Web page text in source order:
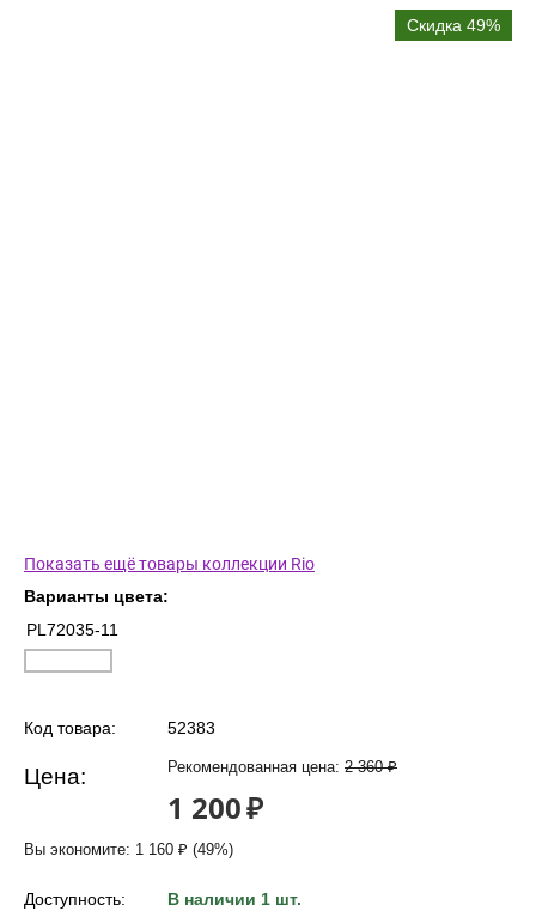
Скидка 49%
Показать ещё товары коллекции Rio
Варианты цвета:
PL72035-11
Код товара: 52383
Рекомендованная цена: 2 360 ₽
Цена:
1 200₽
Вы экономите: 1 160 ₽ (49%)
Доступность:
В наличии 1 шт.